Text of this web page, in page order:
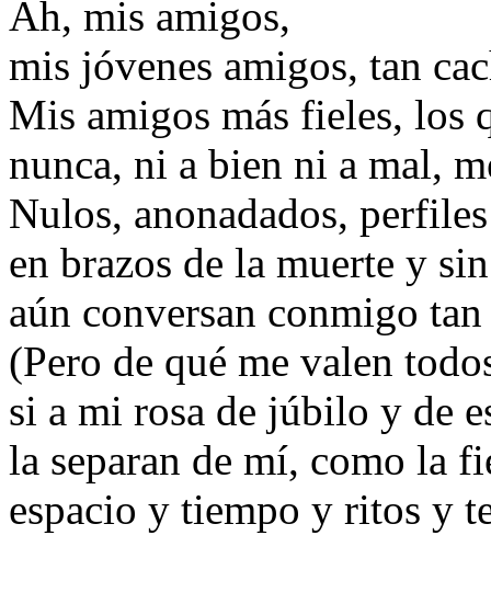
Ah, mis amigos,
mis jóvenes amigos, tan
Mis amigos más fieles, los
nunca, ni a bien ni a mal,
Nulos, anonadados,
en brazos de la muerte y
aún conversan conmigo
(Pero de qué me valen
si a mi rosa de júbilo y de
la separan de mí, como la
espacio y tiempo y ritos y